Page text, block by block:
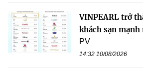
VINPEARL trở
khách sạn
PV
14:32 10/08/2026